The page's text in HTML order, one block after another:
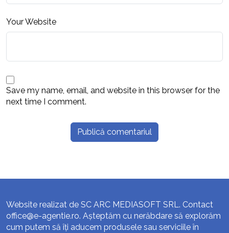
Your Website
Save my name, email, and website in this browser for the
next time I comment.
Website realizat de SC ARC MEDIASOFT SRL. Contact
office@e-agentie.ro. Așteptăm cu nerăbdare să explorăm
cum putem să îți aducem produsele sau serviciile în